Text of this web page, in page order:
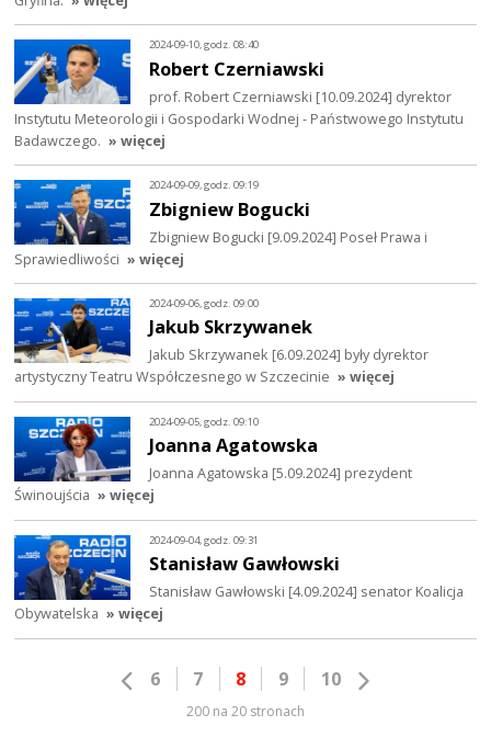
2024-09-10, godz. 08:40
Robert Czerniawski
prof. Robert Czerniawski [10.09.2024] dyrektor
Instytutu Meteorologii i Gospodarki Wodnej - Państwowego Instytutu
Badawczego. » więcej
2024-09-09, godz. 09:19
Zbigniew Bogucki
Zbigniew Bogucki [9.09.2024] Poseł Prawa i
Sprawiedliwości » więcej
2024-09-06, godz. 09:00
Jakub Skrzywanek
Jakub Skrzywanek [6.09.2024] były dyrektor
artystyczny Teatru Współczesnego w Szczecinie » więcej
2024-09-05, godz. 09:10
Joanna Agatowska
Joanna Agatowska [5.09.2024] prezydent
Świnoujścia » więcej
2024-09-04, godz. 09:31
Stanisław Gawłowski
Stanisław Gawłowski [4.09.2024] senator Koalicja
Obywatelska » więcej
6 7 8 9 10
200 na 20 stronach